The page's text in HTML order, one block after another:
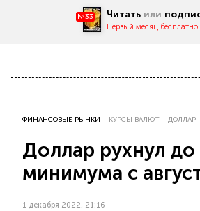
№33 Читать или
Первый месяц бесплатно
ФИНАНСОВЫЕ РЫНКИ КУРСЫ ВАЛЮТ ДОЛЛАР
Доллар рухнул до
минимума с
1 декабря 2022, 21:16